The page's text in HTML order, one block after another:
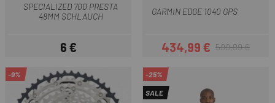
SPECIALIZED 700 PRESTA
48MM SCHLAUCH
Preis
6 €
GARMIN EDGE 1040 GPS
Preis
434,99 €Regulärer Preis
599,99 €
-9% -25%
SALE